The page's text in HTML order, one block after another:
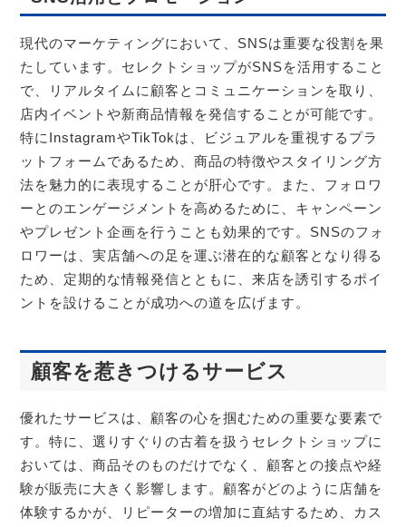
現代のマーケティングにおいて、SNSは重要な役割を果
たしています。セレクトショップがSNSを活用すること
で、リアルタイムに顧客とコミュニケーションを取り、
店内イベントや新商品情報を発信することが可能です。
特にInstagramやTikTokは、ビジュアルを重視するプラ
ットフォームであるため、商品の特徴やスタイリング方
法を魅力的に表現することが肝心です。また、フォロワ
ーとのエンゲージメントを高めるために、キャンペーン
やプレゼント企画を行うことも効果的です。SNSのフォ
ロワーは、実店舗への足を運ぶ潜在的な顧客となり得る
ため、定期的な情報発信とともに、来店を誘引するポイ
ントを設けることが成功への道を広げます。
顧客を惹きつけるサービス
優れたサービスは、顧客の心を掴むための重要な要素で
す。特に、選りすぐりの古着を扱うセレクトショップに
おいては、商品そのものだけでなく、顧客との接点や経
験が販売に大きく影響します。顧客がどのように店舗を
体験するかが、リピーターの増加に直結するため、カス